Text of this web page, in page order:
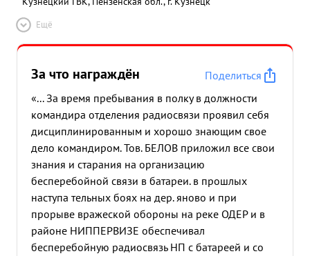
Ещё
За что награждён
Поделиться
«... За время пребывания в полку в должности
командира отделения радиосвязи проявил себя
дисциплинированным и хорошо знающим свое
дело командиром. Тов. БЕЛОВ приложил все свои
знания и старания на организацию
бесперебойной связи в батареи. в прошлых
наступа тельных боях на дер. яново и при
прорыве вражеской обороны на реке ОДЕР и в
районе НИППЕРВИЗЕ обеспечивал
бесперебойную радиосвязь НП с батареей и со